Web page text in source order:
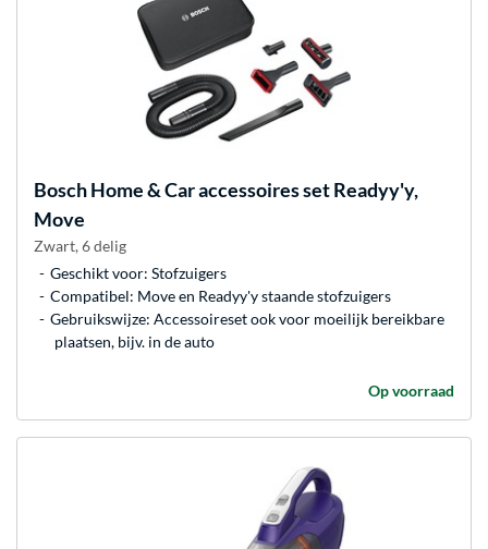
BoschHome & Car accessoires set Readyy'y,
Move
Zwart, 6 delig
Geschikt voor: Stofzuigers
Compatibel: Move en Readyy'y staande stofzuigers
Gebruikswijze: Accessoireset ook voor moeilijk bereikbare
plaatsen, bijv. in de auto
Op voorraad